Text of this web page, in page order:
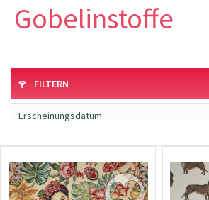
Gobelinstoffe
FILTERN